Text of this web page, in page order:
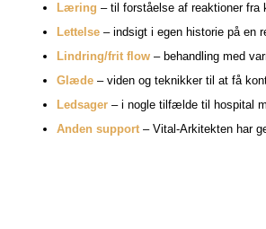
Læring – til forståelse af reaktioner fra
Lettelse – indsigt i egen historie på en
Lindring/frit flow – behandling med
Glæde– viden og teknikker til at få
Ledsager – i nogle tilfælde til hospital
Anden support – Vital-Arkitekten har